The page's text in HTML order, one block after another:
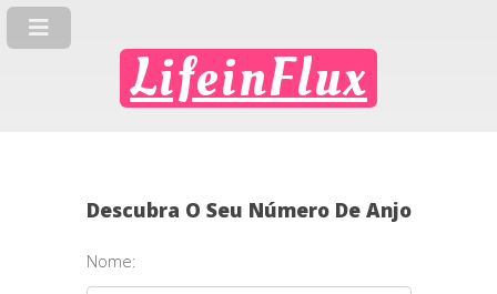
LifeinFlux
Descubra O Seu Número De Anjo
Nome: